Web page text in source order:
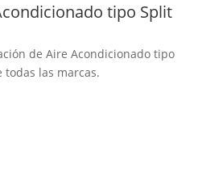
tipo Split
de Aire Acondicionado tipo
todas las marcas.